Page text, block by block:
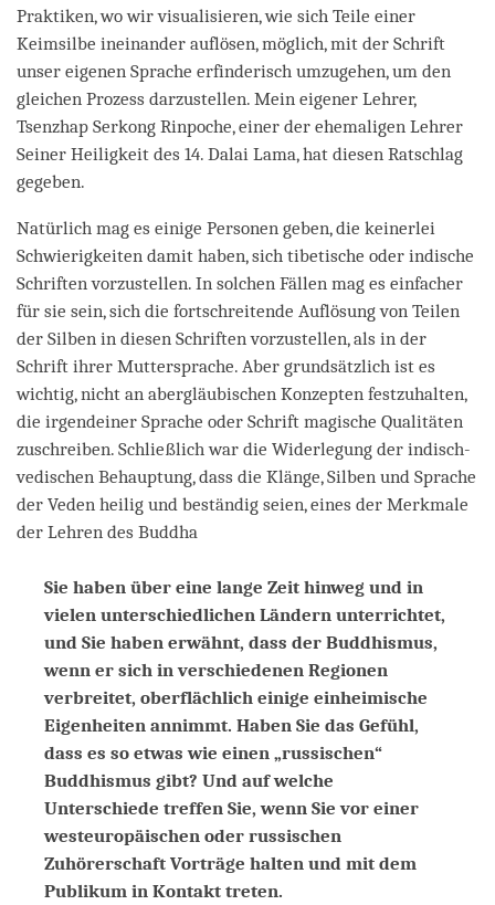
Praktiken, wo wir visualisieren, wie sich Teile einer
Keimsilbe ineinander auflösen, möglich, mit der Schrift
unser eigenen Sprache erfinderisch umzugehen, um den
gleichen Prozess darzustellen. Mein eigener Lehrer,
Tsenzhap Serkong Rinpoche, einer der ehemaligen Lehrer
Seiner Heiligkeit des 14. Dalai Lama, hat diesen Ratschlag
gegeben.
Natürlich mag es einige Personen geben, die keinerlei
Schwierigkeiten damit haben, sich tibetische oder indische
Schriften vorzustellen. In solchen Fällen mag es einfacher
für sie sein, sich die fortschreitende Auflösung von Teilen
der Silben in diesen Schriften vorzustellen, als in der
Schrift ihrer Muttersprache. Aber grundsätzlich ist es
wichtig, nicht an abergläubischen Konzepten festzuhalten,
die irgendeiner Sprache oder Schrift magische Qualitäten
zuschreiben. Schließlich war die Widerlegung der indisch-
vedischen Behauptung, dass die Klänge, Silben und Sprache
der Veden heilig und beständig seien, eines der Merkmale
der Lehren des Buddha
Sie haben über eine lange Zeit hinweg und in
vielen unterschiedlichen Ländern unterrichtet,
und Sie haben erwähnt, dass der Buddhismus,
wenn er sich in verschiedenen Regionen
verbreitet, oberflächlich einige einheimische
Eigenheiten annimmt. Haben Sie das Gefühl,
dass es so etwas wie einen „russischen“
Buddhismus gibt? Und auf welche
Unterschiede treffen Sie, wenn Sie vor einer
westeuropäischen oder russischen
Zuhörerschaft Vorträge halten und mit dem
Publikum in Kontakt treten.